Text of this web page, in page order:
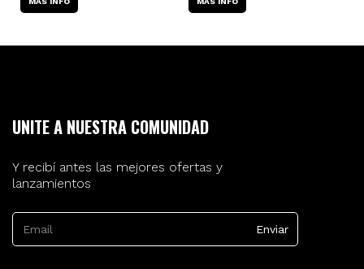
UNITE A NUESTRA COMUNIDAD
Y recibí antes las mejores ofertas y
lanzamientos